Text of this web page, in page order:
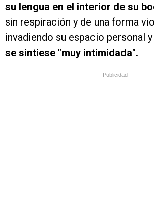
su lengua en el interior de su
sin respiración y de una forma
invadiendo su espacio personal
se sintiese "muy intimidada".
Publicidad